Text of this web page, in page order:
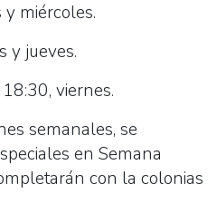
miércoles.
jueves.
viernes.
semanales, se
en Semana
con la colonias